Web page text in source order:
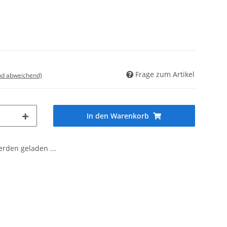
abweichend) Frage zum Artikel
In den Warenkorb
geladen ...